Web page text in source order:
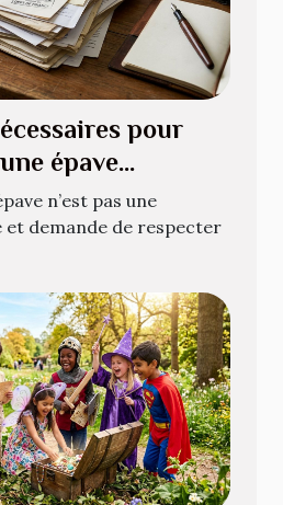
pour
épave
n’est pas une
et demande de respecter